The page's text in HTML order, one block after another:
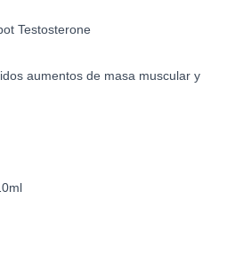
Testosterone
aumentos de masa muscular y